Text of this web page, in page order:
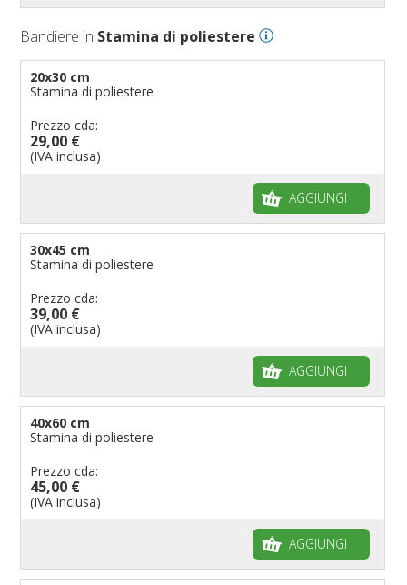
Bandiere in Stamina di poliestere
20x30 cm
Stamina di poliestere
Prezzo cda:
29,00 €
(IVA inclusa)
AGGIUNGI
30x45 cm
Stamina di poliestere
Prezzo cda:
39,00 €
(IVA inclusa)
AGGIUNGI
40x60 cm
Stamina di poliestere
Prezzo cda:
45,00 €
(IVA inclusa)
AGGIUNGI